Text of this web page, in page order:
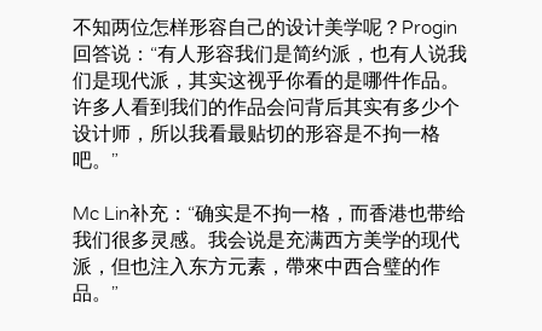
不知两位怎样形容自己的设计美学呢？Progin
回答说：“有人形容我们是简约派，也有人说我
们是现代派，其实这视乎你看的是哪件作品。
许多人看到我们的作品会问背后其实有多少个
设计师，所以我看最贴切的形容是不拘一格
吧。”
Mc Lin补充：“确实是不拘一格，而香港也带给
我们很多灵感。我会说是充满西方美学的现代
派，但也注入东方元素，帶來中西合璧的作
品。”